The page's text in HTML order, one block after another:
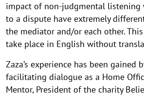
impact of non-judgmental listening
to a dispute have extremely
the mediator and/or each other.
take place in English without
Zaza’s experience has been gained
facilitating dialogue as a Home
Mentor, President of the charity